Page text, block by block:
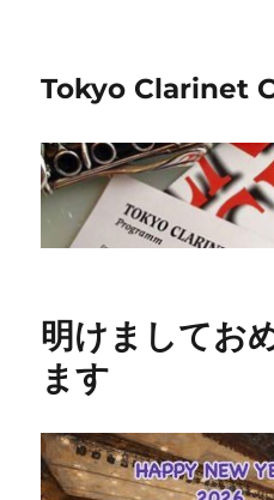
Tokyo Clarinet
明けましてお
ます